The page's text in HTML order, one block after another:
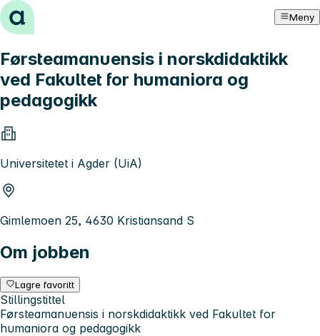
Hopp til innhold Meny
Førsteamanuensis i norskdidaktikk
ved Fakultet for humaniora og
pedagogikk
Universitetet i Agder (UiA)
Gimlemoen 25, 4630 Kristiansand S
Om jobben
Lagre favoritt
Stillingstittel
Førsteamanuensis i norskdidaktikk ved Fakultet for
humaniora og pedagogikk